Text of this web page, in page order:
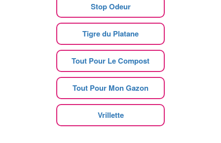
Stop Odeur
Tigre du Platane
Tout Pour Le Compost
Tout Pour Mon Gazon
Vrillette